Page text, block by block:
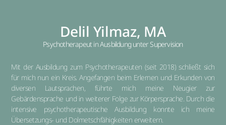
Delil Yilmaz, MA
Psychotherapeut in Ausbildung unter Supervision
Mit der Ausbildung zum Psychotherapeuten (seit 2018) schließt sich
für mich nun ein Kreis. Angefangen beim Erlernen und Erkunden von
diversen Lautsprachen, führte mich meine Neugier zur
Gebärdensprache und in weiterer Folge zur Körpersprache. Durch die
intensive psychotherapeutische Ausbildung konnte ich meine
Übersetzungs- und Dolmetschfähigkeiten erweitern.